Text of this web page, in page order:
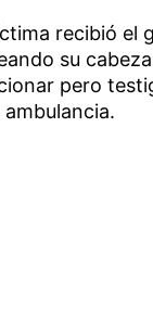
recibió el
su
pero
ambulancia.